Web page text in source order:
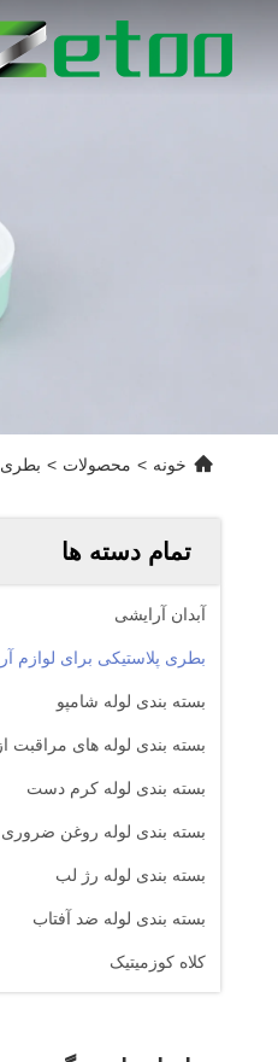
خونه > محصولات > بطری
تمام دسته ها
آبدان آرایشی
بطری پلاستیکی برای لوازم
بسته بندی لوله شامپو
بسته بندی لوله های مراقبت
بسته بندی لوله کرم دست
بسته بندی لوله روغن ضروری
بسته بندی لوله رژ لب
بسته بندی لوله ضد آفتاب
کلاه کوزمیتیک